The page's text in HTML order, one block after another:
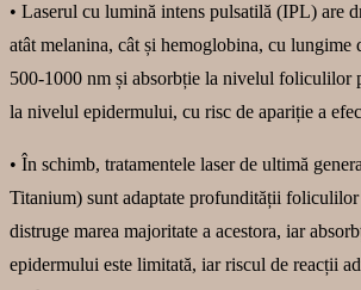
• Laserul cu lumină intens pulsatilă (IPL) are
atât melanina, cât și hemoglobina, cu lungime
500-1000 nm și absorbție la nivelul foliculilor
la nivelul epidermului, cu risc de apariție a
• În schimb, tratamentele laser de ultimă
Titanium) sunt adaptate profundității
distruge marea majoritate a acestora, iar
epidermului este limitată, iar riscul de reacții